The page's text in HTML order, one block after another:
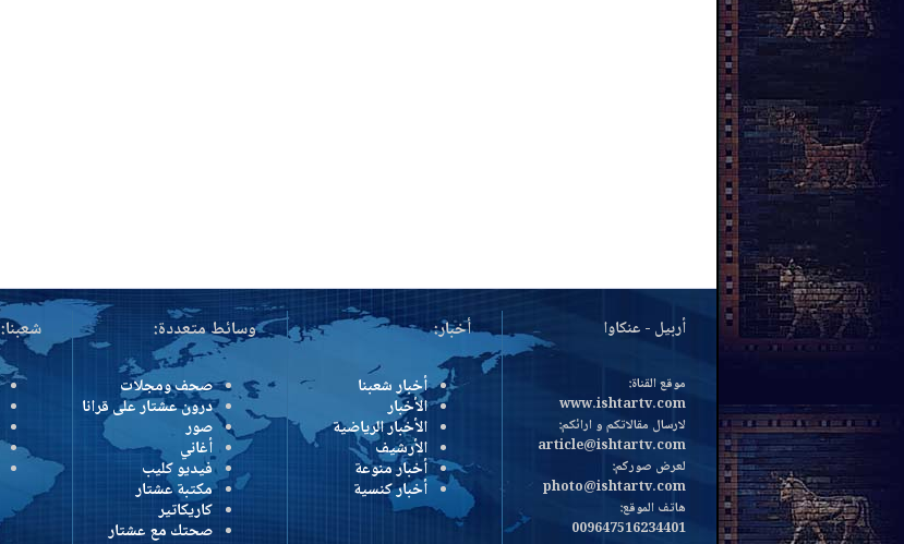
أربيل - عنكاوا
موقع القناة:
www.ishtartv.com
لارسال مقالاتكم و ارائكم:
article@ishtartv.com
لعرض صوركم:
photo@ishtartv.com
هاتف الموقع:
009647516234401
أخبار:
أخبار شعبنا
الأخبار
الأخبار الرياضية
الأرشيف
أخبار منوعة
أخبار كنسية
وسائط متعددة:
صحف ومجلات
درون عشتار على قرانا
صور
أغاني
فيديو كليب
مكتبة عشتار
كاريكاتير
صحتك مع عشتار
شعبنا: